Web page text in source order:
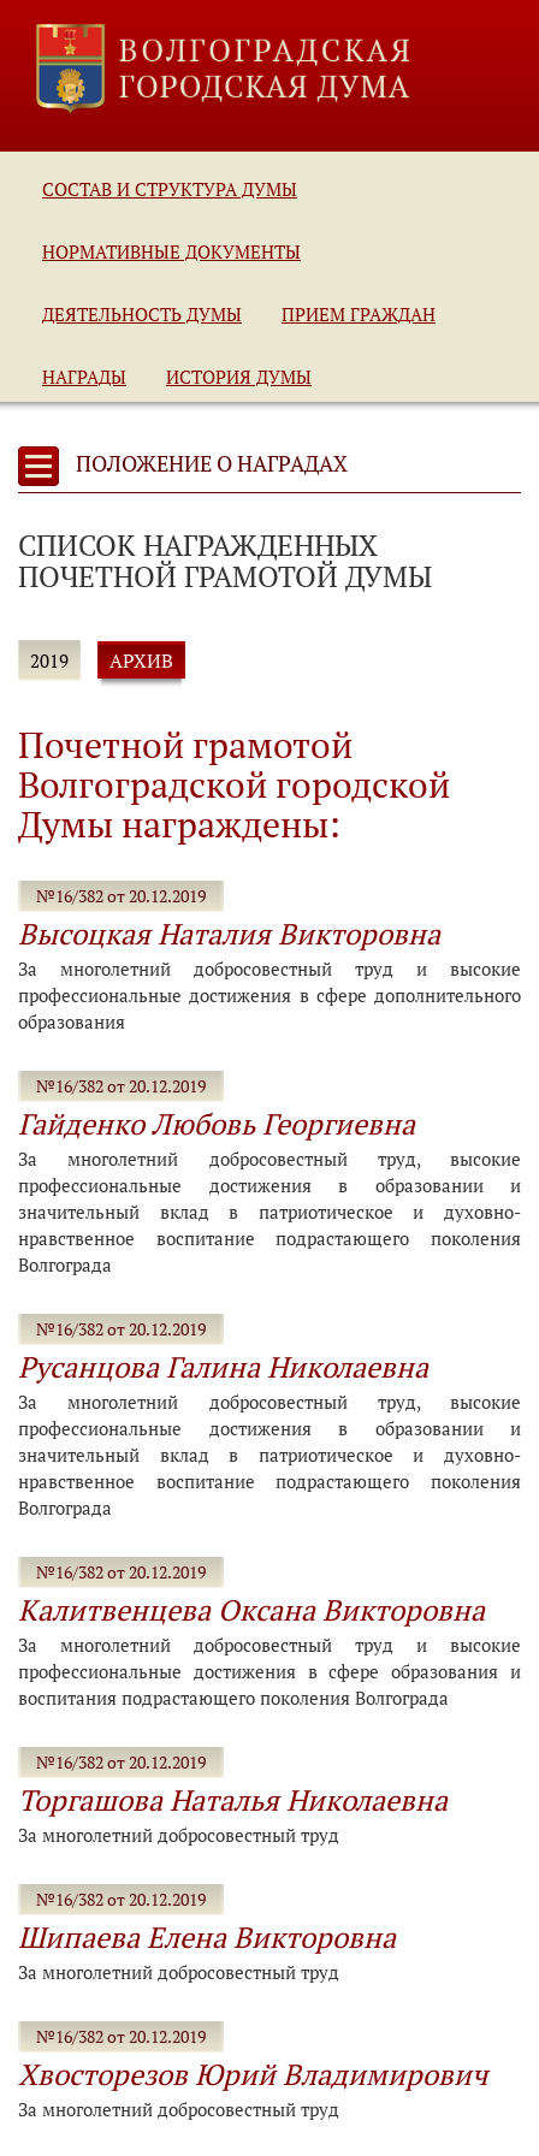
СОСТАВ И СТРУКТУРА ДУМЫ
НОРМАТИВНЫЕ ДОКУМЕНТЫ
ДЕЯТЕЛЬНОСТЬ ДУМЫ ПРИЕМ ГРАЖДАН
НАГРАДЫ ИСТОРИЯ ДУМЫ
ПОЛОЖЕНИЕ О НАГРАДАХ
СПИСОК НАГРАЖДЕННЫХ
ПОЧЕТНОЙ ГРАМОТОЙ ДУМЫ
2019 АРХИВ
Почетной грамотой
Волгоградской городской
Думы награждены:
№16/382 от 20.12.2019
Высоцкая Наталия Викторовна
За многолетний добросовестный труд и высокие
профессиональные достижения в сфере дополнительного
образования
№16/382 от 20.12.2019
Гайденко Любовь Георгиевна
За многолетний добросовестный труд, высокие
профессиональные достижения в образовании и
значительный вклад в патриотическое и духовно-
нравственное воспитание подрастающего поколения
Волгограда
№16/382 от 20.12.2019
Русанцова Галина Николаевна
За многолетний добросовестный труд, высокие
профессиональные достижения в образовании и
значительный вклад в патриотическое и духовно-
нравственное воспитание подрастающего поколения
Волгограда
№16/382 от 20.12.2019
Калитвенцева Оксана Викторовна
За многолетний добросовестный труд и высокие
профессиональные достижения в сфере образования и
воспитания подрастающего поколения Волгограда
№16/382 от 20.12.2019
Торгашова Наталья Николаевна
За многолетний добросовестный труд
№16/382 от 20.12.2019
Шипаева Елена Викторовна
За многолетний добросовестный труд
№16/382 от 20.12.2019
Хвосторезов Юрий Владимирович
За многолетний добросовестный труд